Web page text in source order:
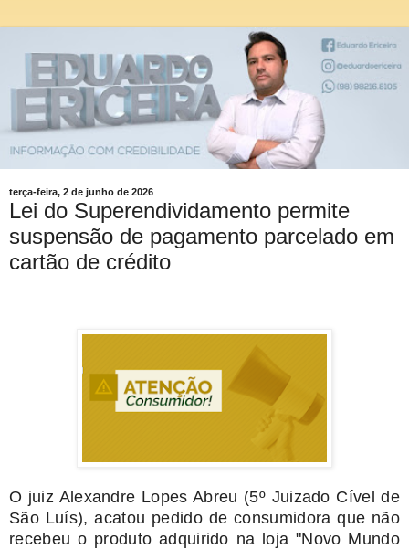
terça-feira, 2 de junho de 2026
Lei do Superendividamento permite
suspensão de pagamento parcelado em
cartão de crédito
O juiz Alexandre Lopes Abreu (5º Juizado Cível de
São Luís), acatou pedido de consumidora que não
recebeu o produto adquirido na loja "Novo Mundo